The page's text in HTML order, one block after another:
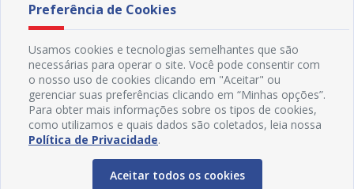
Redes Sociais
Preferência de Cookies
Usamos cookies e tecnologias semelhantes que são
necessárias para operar o site. Você pode consentir com
o nosso uso de cookies clicando em "Aceitar" ou
gerenciar suas preferências clicando em “Minhas opções”.
Para obter mais informações sobre os tipos de cookies,
como utilizamos e quais dados são coletados, leia nossa
Política de Privacidade.
Aceitar todos os cookies